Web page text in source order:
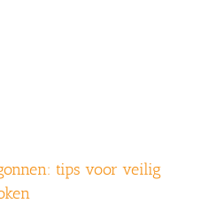
tips voor veilig